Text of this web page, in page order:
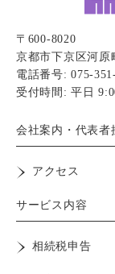
〒600-8020
京都市下京区河原
電話番号: 075-
受付時間: 平日
会社案内・代表者
アクセス
サービス内容
相続税申告